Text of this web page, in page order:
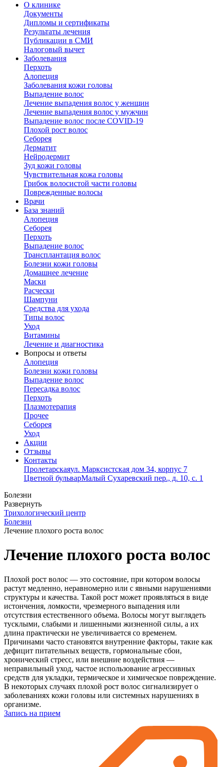
О клинике
Документы
Дипломы и сертификаты
Результаты лечения
Публикации в СМИ
Налоговый вычет
Заболевания
Перхоть
Алопеция
Заболевания кожи головы
Выпадение волос
Лечение выпадения волос у женщин
Лечение выпадения волос у мужчин
Выпадение волос после COVID-19
Плохой рост волос
Cеборея
Дерматит
Нейродермит
Зуд кожи головы
Чувствительная кожа головы
Грибок волосистой части головы
Поврежденные волосы
Врачи
База знаний
Алопеция
Себорея
Перхоть
Выпадение волос
Трансплантация волос
Болезни кожи головы
Домашнее лечение
Маски
Расчески
Шампуни
Средства для ухода
Типы волос
Уход
Витамины
Лечение и диагностика
Вопросы и ответы
Алопеция
Болезни кожи головы
Выпадение волос
Пересадка волос
Перхоть
Плазмотерапия
Прочее
Себорея
Уход
Акции
Отзывы
Контакты
Пролетарскаяул. Марксистская дом 34, корпус 7
Цветной бульварМалый Сухаревский пер., д. 10, с. 1
Болезни
Развернуть
Трихологический центр
Болезни
Лечение плохого роста волос
Лечение плохого роста волос
Плохой рост волос — это состояние, при котором волосы
растут медленно, неравномерно или с явными нарушениями
структуры и качества. Такой рост может проявляться в виде
истончения, ломкости, чрезмерного выпадения или
отсутствия естественного объема. Волосы могут выглядеть
тусклыми, слабыми и лишенными жизненной силы, а их
длина практически не увеличивается со временем.
Причинами часто становятся внутренние факторы, такие как
дефицит питательных веществ, гормональные сбои,
хронический стресс, или внешние воздействия —
неправильный уход, частое использование агрессивных
средств для укладки, термическое и химическое повреждение.
В некоторых случаях плохой рост волос сигнализирует о
заболеваниях кожи головы или системных нарушениях в
организме.
Запись на прием